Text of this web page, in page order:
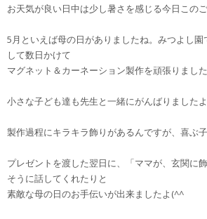
お天気が良い日中は少し暑さを感じる今日この
5月といえば母の日がありましたね。みつよし園
して数日かけて
マグネット＆カーネーション製作を頑張りまし
小さな子ども達も先生と一緒にがんばりました
製作過程にキラキラ飾りがあるんですが、喜ぶ
プレゼントを渡した翌日に、「ママが、玄関に
そうに話してくれたりと
素敵な母の日のお手伝いが出来ましたよ(^^ゞ